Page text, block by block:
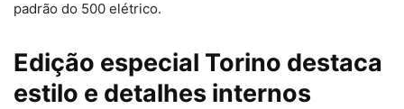
padrão do 500 elétrico.
Edição especial Torino destaca
estilo e detalhes internos